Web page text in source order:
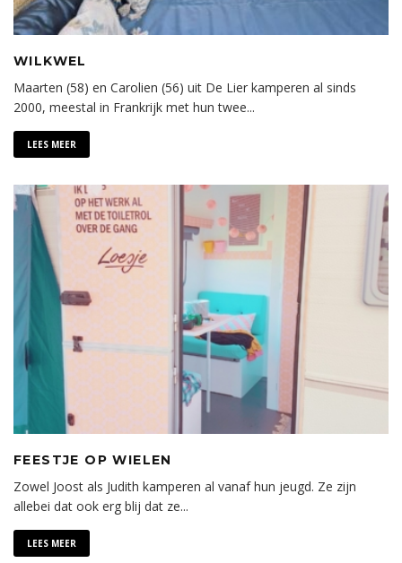
WILKWEL
Maarten (58) en Carolien (56) uit De Lier kamperen al sinds
2000, meestal in Frankrijk met hun twee...
LEES MEER
FEESTJE OP WIELEN
Zowel Joost als Judith kamperen al vanaf hun jeugd. Ze zijn
allebei dat ook erg blij dat ze...
LEES MEER